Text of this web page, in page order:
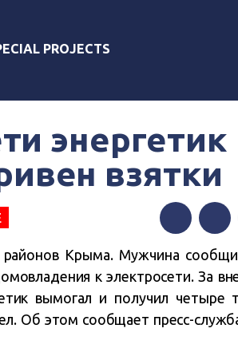
PROJECTS
энергетик
взятки
FacebookTwitter
районов Крыма. Мужчина
к электросети. За
вымогал и получил четыре
Об этом сообщает пресс-